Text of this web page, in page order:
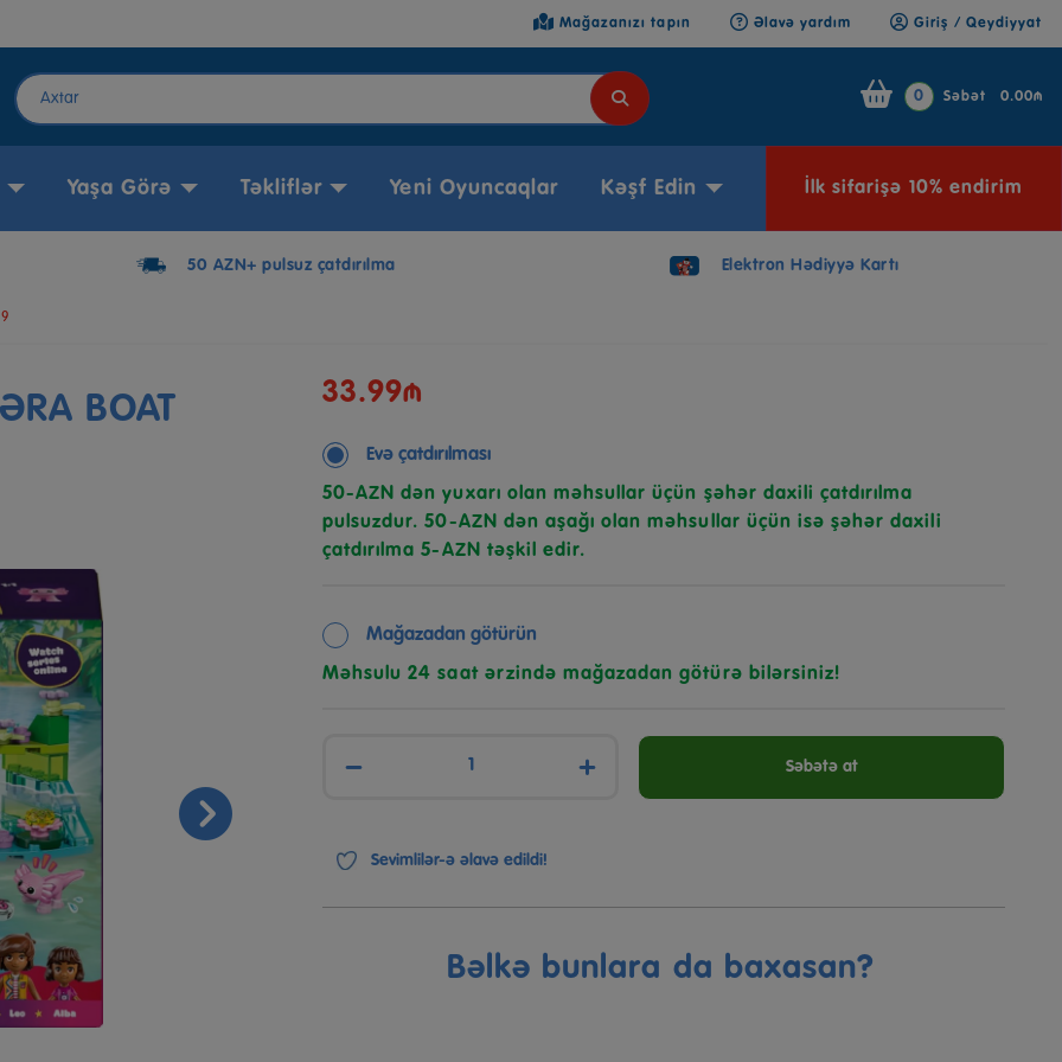
Mağazanızı tapın Əlavə yardım Giriş / Qeydiyyat
0 Səbət 0.00₼
Yaşa Görə Təkliflər Yeni Oyuncaqlar Kəşf Edin İlk sifarişə 10% endirim
50 AZN+ pulsuz çatdırılma Elektron Hədiyyə Kartı
BOAT 33.99₼
Evə çatdırılması
50-AZN dən yuxarı olan məhsullar üçün şəhər daxili çatdırılma
pulsuzdur. 50-AZN dən aşağı olan məhsullar üçün isə şəhər daxili
çatdırılma 5-AZN təşkil edir.
Mağazadan götürün
Məhsulu 24 saat ərzində mağazadan götürə bilərsiniz!
− + Səbətə at
Sevimlilər-ə əlavə edildi!
Bəlkə bunlara da baxasan?